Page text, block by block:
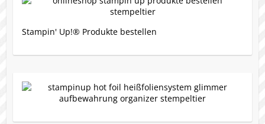
Stampin' Up!® Produkte bestellen